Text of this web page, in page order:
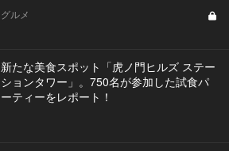
グルメ
新たな美食スポット「虎ノ門ヒルズ ステー
ションタワー」。750名が参加した試食パ
ーティーをレポート！